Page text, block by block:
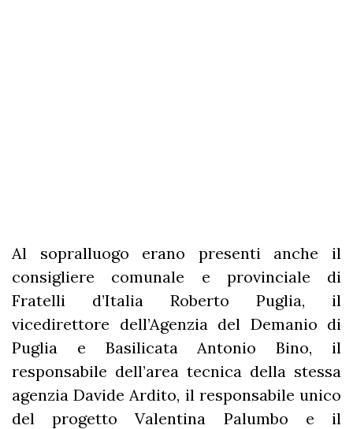
Al sopralluogo erano presenti anche il
consigliere comunale e provinciale di
Fratelli d’Italia Roberto Puglia, il
vicedirettore dell’Agenzia del Demanio di
Puglia e Basilicata Antonio Bino, il
responsabile dell’area tecnica della stessa
agenzia Davide Ardito, il responsabile unico
del progetto Valentina Palumbo e il